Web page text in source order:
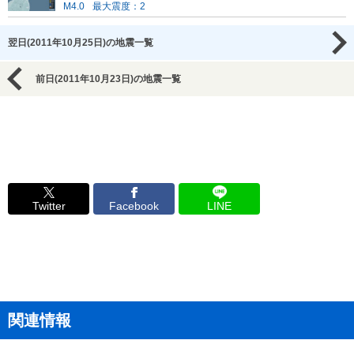
M4.0
最大震度：2
翌日(2011年10月25日)の地震一覧
前日(2011年10月23日)の地震一覧
Twitter Facebook LINE
関連情報